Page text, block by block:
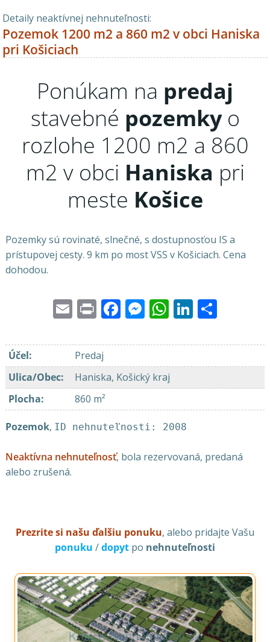
Detaily neaktívnej nehnuteľnosti:
Pozemok 1200 m2 a 860 m2 v obci Haniska
pri Košiciach
Ponúkam na predaj
stavebné pozemkyo
rozlohe 1200 m2 a 860
m2 v obci Haniska pri
meste Košice
Pozemky sú rovinaté, slnečné, s dostupnosťou IS a
prístupovej cesty. 9 km po most VSS v Košiciach. Cena
dohodou.
EmailPrintFacebook
Messenger
WhatsApp
LinkedIn
Účel:
Predaj
Ulica/Obec:
Haniska, Košický kraj
Plocha: 860 m²
Pozemok, ID nehnuteľnosti: 2008
Neaktívna nehnuteľnosť, bola rezervovaná, predaná
alebo zrušená.
Prezrite si našu ďalšiu ponuku, alebo pridajte Vašu
ponuku /dopyt po nehnuteľnosti